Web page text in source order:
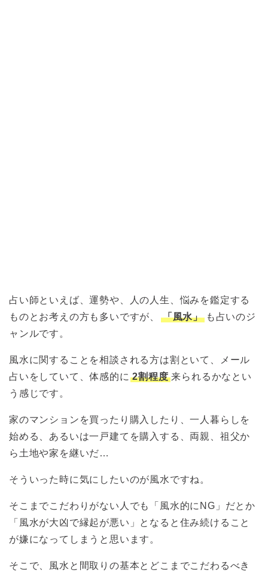
占い師といえば、運勢や、人の人生、悩みを鑑定する
ものとお考えの方も多いですが、
「風水」 も占いのジ
ャンルです。
風水に関することを相談される方は割といて、メール
占いをしていて、体感的に 2割程度 来られるかなとい
う感じです。
家のマンションを買ったり購入したり、一人暮らしを
始める、あるいは一戸建てを購入する、両親、祖父か
ら土地や家を継いだ…
そういった時に気にしたいのが風水ですね。
そこまでこだわりがない人でも「風水的にNG」だとか
「風水が大凶で縁起が悪い」となると住み続けること
が嫌になってしまうと思います。
そこで、風水と間取りの基本とどこまでこだわるべき